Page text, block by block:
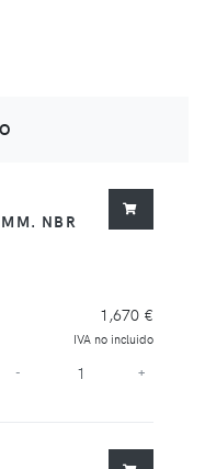
NBR
1,670 €
IVA no incluido
- +